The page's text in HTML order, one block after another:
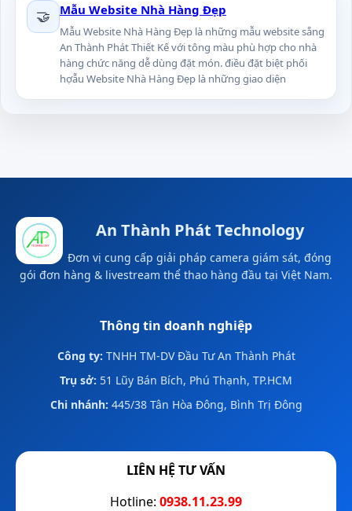
🤝 Mẫu Website Nhà Hàng Đẹp
Mẫu Website Nhà Hàng Đẹp là những mẫu website sẵng
An Thành Phát Thiết Kế với tông màu phù hợp cho nhà
hàng chức năng dễ dùng đặt món. điều đặt biệt phối
hợẫu Website Nhà Hàng Đẹp là những giao diện
An Thành Phát Technology
Đơn vị cung cấp giải pháp camera giám sát, đóng
gói đơn hàng & livestream thể thao hàng đầu tại Việt Nam.
Thông tin doanh nghiệp
Công ty: TNHH TM-DV Đầu Tư An Thành Phát
Trụ sở: 51 Lũy Bán Bích, Phú Thạnh, TP.HCM
Chi nhánh: 445/38 Tân Hòa Đông, Bình Trị Đông
LIÊN HỆ TƯ VẤN
Hotline: 0938.11.23.99